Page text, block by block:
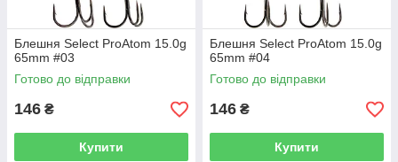
Блешня Select ProAtom 15.0g
65mm #03
Готово до відправки
146 ₴
Купити
Блешня Select ProAtom 15.0g
65mm #04
Готово до відправки
146 ₴
Купити